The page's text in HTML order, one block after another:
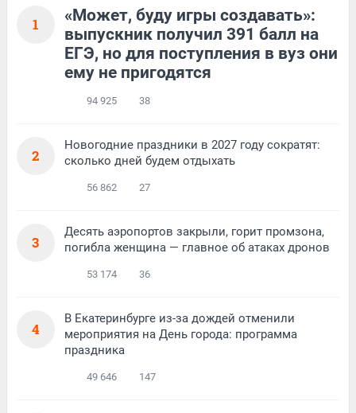
1
«Может, буду игры создавать»:
выпускник получил 391 балл на
ЕГЭ, но для поступления в вуз они
ему не пригодятся
94 925 38
2
Новогодние праздники в 2027 году сократят:
сколько дней будем отдыхать
56 862 27
3
Десять аэропортов закрыли, горит промзона,
погибла женщина — главное об атаках дронов
53 174 36
4
В Екатеринбурге из-за дождей отменили
мероприятия на День города: программа
праздника
49 646 147